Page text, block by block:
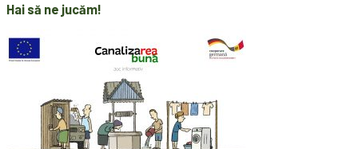
Hai să ne jucăm!